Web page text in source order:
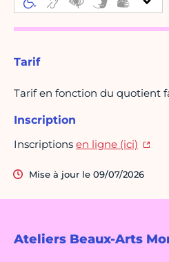
Ateliers Beaux-Arts
Tarif
Tarif en fonction du quotient
Inscription
Inscriptions en ligne (ici)
Mise à jour le 09/07/2026